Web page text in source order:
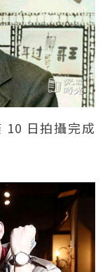
10 日拍攝完成